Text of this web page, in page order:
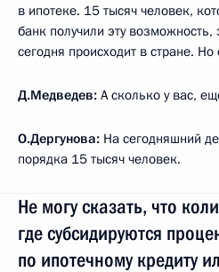
в ипотеке. 15 тысяч человек,
банк получили эту возможность,
сегодня происходит в стране.
Д.Медведев: А сколько у вас,
О.Дергунова: На сегодняшний
порядка 15 тысяч человек.
Не могу сказать, что
где субсидируются
по ипотечному кредиту